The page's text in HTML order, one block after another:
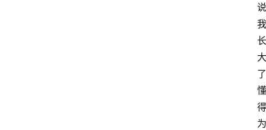
说
我
长
大
了
懂
得
为